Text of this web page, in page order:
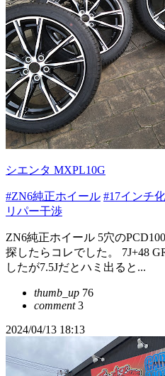
シエンタ MXPL10G
#ZN6純正ホイール #17インチ化
リパー干渉
ZN6純正ホイール 5穴の
探したらコレでした。 7J+48
したが7.5Jだとハミ出ると...
thumb_up 76
comment3
2024/04/13 18:13